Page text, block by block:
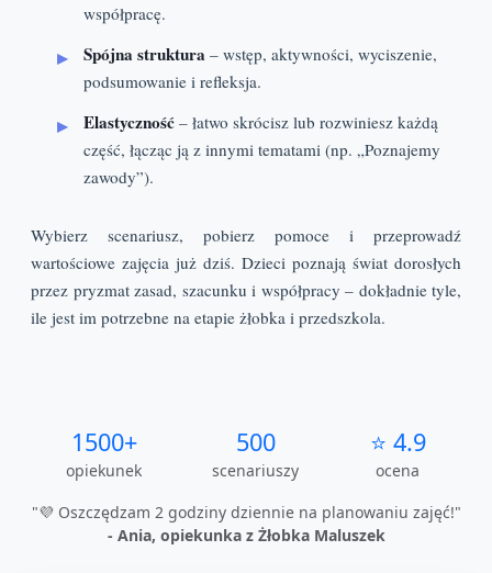
współpracę.
Spójna struktura – wstęp, aktywności, wyciszenie,
podsumowanie i refleksja.
Elastyczność – łatwo skrócisz lub rozwiniesz każdą
część, łącząc ją z innymi tematami (np. „Poznajemy
zawody”).
Wybierz scenariusz, pobierz pomoce i przeprowadź
wartościowe zajęcia już dziś. Dzieci poznają świat dorosłych
przez pryzmat zasad, szacunku i współpracy – dokładnie tyle,
ile jest im potrzebne na etapie żłobka i przedszkola.
1500+
opiekunek
500
scenariuszy
⭐ 4.9
ocena
"💜 Oszczędzam 2 godziny dziennie na planowaniu zajęć!"
- Ania, opiekunka z Żłobka Maluszek